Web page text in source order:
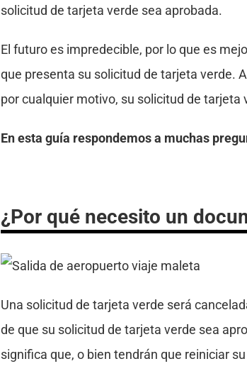
solicitud de tarjeta verde sea aprobada.
El futuro es impredecible, por lo que es
que presenta su solicitud de tarjeta verde.
por cualquier motivo, su solicitud de
En esta guía respondemos a muchas
¿Por qué necesito un
Una solicitud de tarjeta verde será
de que su solicitud de tarjeta verde sea
significa que, o bien tendrán que reiniciar